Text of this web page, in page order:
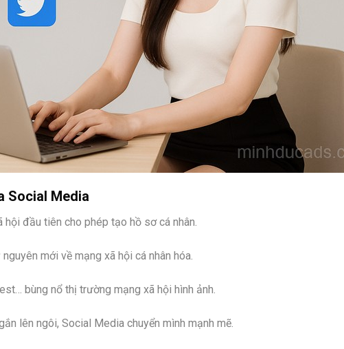
Social Media
đầu tiên cho phép tạo hồ sơ cá nhân.
mới về mạng xã hội cá nhân hóa.
bùng nổ thị trường mạng xã hội hình ảnh.
lên ngôi, Social Media chuyển mình mạnh mẽ.